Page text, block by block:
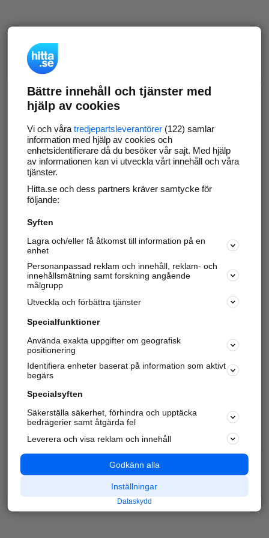
Bättre innehåll och tjänster med
hjälp av cookies
Vi och våra tredjepartsleverantörer(122) samlar
information med hjälp av cookies och
enhetsidentifierare då du besöker vår sajt. Med hjälp
av informationen kan vi utveckla vårt innehåll och våra
tjänster.
Hitta.se och dess partners kräver samtycke för
följande:
Syften
Lagra och/eller få åtkomst till information på en
enhet
Personanpassad reklam och innehåll, reklam- och
innehållsmätning samt forskning angående
målgrupp
Utveckla och förbättra tjänster
Specialfunktioner
Använda exakta uppgifter om geografisk
positionering
Identifiera enheter baserat på information som aktivt
begärs
Specialsyften
Säkerställa säkerhet, förhindra och upptäcka
bedrägerier samt åtgärda fel
Leverera och visa reklam och innehåll
Godkänn alla
Inställningar
Dataskydd